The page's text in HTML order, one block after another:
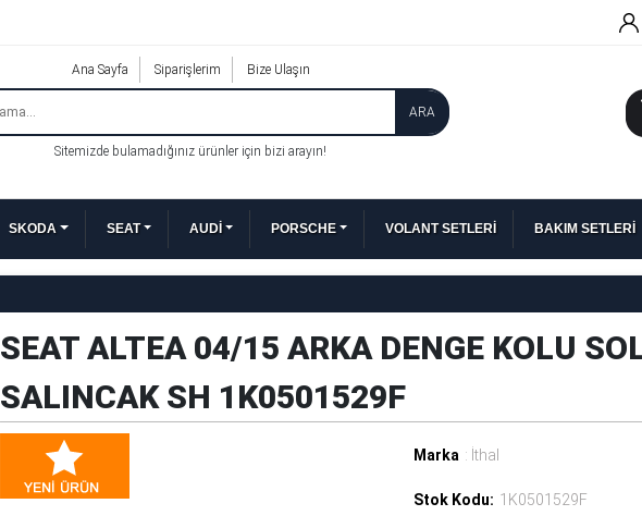
Ana Sayfa Siparişlerim Bize Ulaşın
ARA
Sitemizde bulamadığınız ürünler için bizi arayın!
SKODA SEAT AUDİ PORSCHE VOLANT SETLERİ BAKIM SETLERİ
SEAT ALTEA 04/15 ARKA DENGE KOLU
SALINCAK SH 1K0501529F
Marka : İthal
Stok Kodu: 1K0501529F